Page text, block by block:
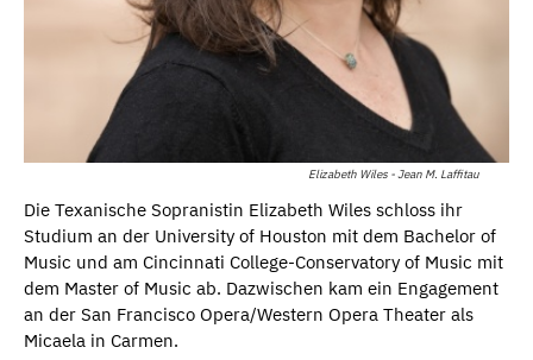
Elizabeth Wiles - Jean M. Laffitau
Die Texanische Sopranistin Elizabeth Wiles schloss ihr
Studium an der University of Houston mit dem Bachelor of
Music und am Cincinnati College-Conservatory of Music mit
dem Master of Music ab. Dazwischen kam ein Engagement
an der San Francisco Opera/Western Opera Theater als
Micaela in Carmen.